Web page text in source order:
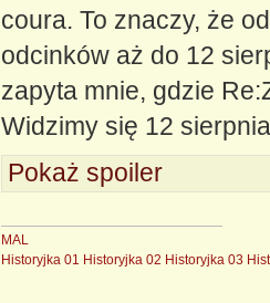
coura. To znaczy, że
odcinków aż do 12
zapyta mnie, gdzie
Widzimy się 12
Pokaż spoiler
MAL
Historyjka 01 Historyjka 02 Historyjka 03